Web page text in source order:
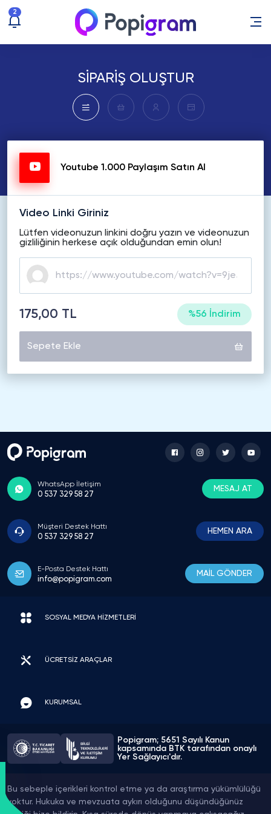
2
SİPARİŞ OLUŞTUR
Youtube 1.000 Paylaşım Satın Al
Video Linki Giriniz
Lütfen videonuzun linkini doğru yazın ve videonuzun
gizliliğinin herkese açık olduğundan emin olun!
175,00 TL %56 İndirim
Sepete Ekle
WhatsApp İletişim
0 537 329 58 27
MESAJ AT
Müşteri Destek Hattı
0 537 329 58 27
HEMEN ARA
E-Posta Destek Hattı
info@popigram.com
MAİL GÖNDER
SOSYAL MEDYA HİZMETLERİ
ÜCRETSİZ ARAÇLAR
KURUMSAL
Popigram; 5651 Sayılı Kanun
kapsamında BTK tarafından onaylı
Yer Sağlayıcı'dır.
Bu sebeple içerikleri kontrol etme ya da araştırma yükümlülüğü
yoktur. Hukuka ve mevzuata aykırı olduğunu düşündüğünüz